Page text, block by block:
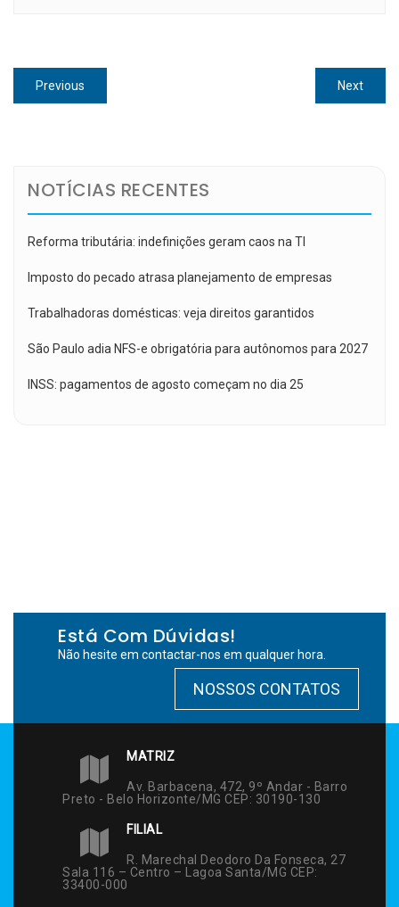
Navegação
de
Previous
post:
NextNext
post:
NOTÍCIAS RECENTES
Reforma tributária: indefinições geram caos na TI
Imposto do pecado atrasa planejamento de empresas
Trabalhadoras domésticas: veja direitos garantidos
São Paulo adia NFS-e obrigatória para autônomos para 2027
INSS: pagamentos de agosto começam no dia 25
Está Com Dúvidas!
Não hesite em contactar-nos em qualquer hora.
NOSSOS CONTATOS
MATRIZ
Av. Barbacena, 472, 9º Andar - Barro
Preto - Belo Horizonte/MG CEP: 30190-130
FILIAL
R. Marechal Deodoro Da Fonseca, 27
Sala 116 – Centro – Lagoa Santa/MG CEP:
33400-000